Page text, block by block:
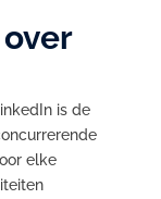
is de
elke